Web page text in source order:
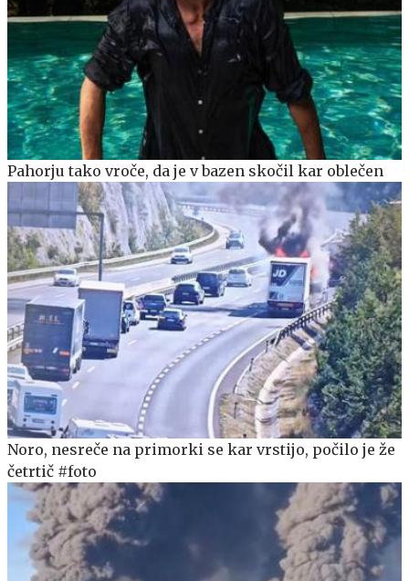
Pahorju tako vroče, da je v bazen skočil kar oblečen
Noro, nesreče na primorki se kar vrstijo, počilo je že
četrtič #foto